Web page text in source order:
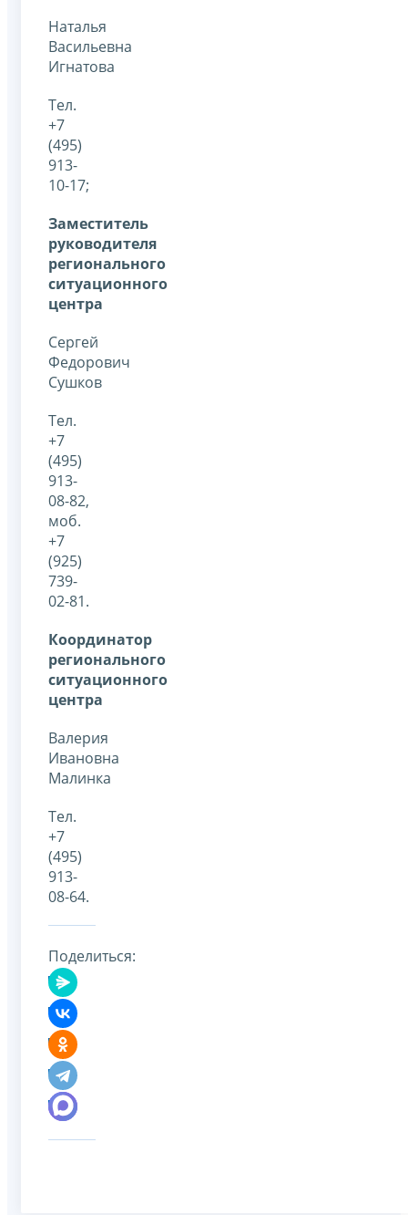
Наталья
Васильевна
Игнатова
Тел.
+7
(495)
913-
10-17;
Заместитель
руководителя
регионального
ситуационного
центра
Сергей
Федорович
Сушков
Тел.
+7
(495)
913-
08-82,
моб.
+7
(925)
739-
02-81.
Координатор
регионального
ситуационного
центра
Валерия
Ивановна
Малинка
Тел.
+7
(495)
913-
08-64.
Поделиться: